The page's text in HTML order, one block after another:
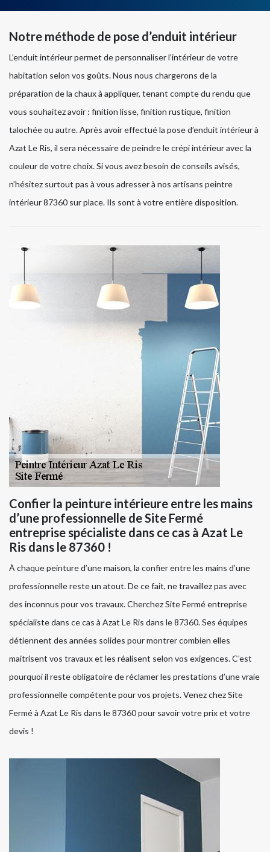
Notre méthode de pose d’enduit intérieur
L’enduit intérieur permet de personnaliser l’intérieur de votre
habitation selon vos goûts. Nous nous chargerons de la
préparation de la chaux à appliquer, tenant compte du rendu que
vous souhaitez avoir : finition lisse, finition rustique, finition
talochée ou autre. Après avoir effectué la pose d’enduit intérieur à
Azat Le Ris, il sera nécessaire de peindre le crépi intérieur avec la
couleur de votre choix. Si vous avez besoin de conseils avisés,
n’hésitez surtout pas à vous adresser à nos artisans peintre
intérieur 87360 sur place. Ils sont à votre entière disposition.
Confier la peinture intérieure entre les mains
d’une professionnelle de Site Fermé
entreprise spécialiste dans ce cas à Azat Le
Ris dans le 87360 !
À chaque peinture d’une maison, la confier entre les mains d’une
professionnelle reste un atout. De ce fait, ne travaillez pas avec
des inconnus pour vos travaux. Cherchez Site Fermé entreprise
spécialiste dans ce cas à Azat Le Ris dans le 87360. Ses équipes
détiennent des années solides pour montrer combien elles
maitrisent vos travaux et les réalisent selon vos exigences. C’est
pourquoi il reste obligatoire de réclamer les prestations d’une vraie
professionnelle compétente pour vos projets. Venez chez Site
Fermé à Azat Le Ris dans le 87360 pour savoir votre prix et votre
devis !